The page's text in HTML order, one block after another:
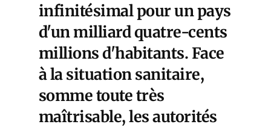
infinitésimal pour un pays
d'un milliard quatre-cents
millions d'habitants. Face
à la situation sanitaire,
somme toute très
maîtrisable, les autorités